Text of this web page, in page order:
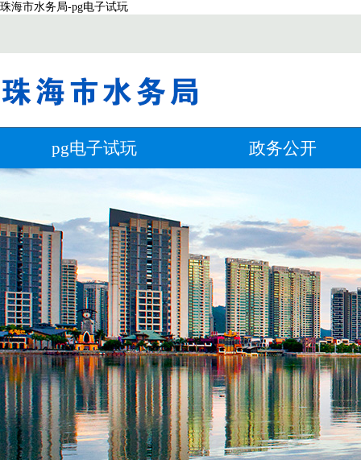
珠海市水务局-pg电子试玩
pg电子试玩 政务公开